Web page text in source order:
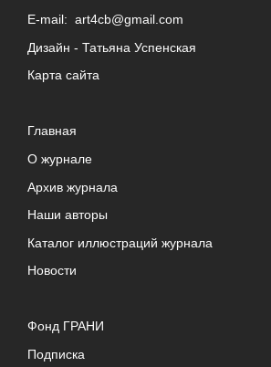
E-mail: art4cb@gmail.com
Дизайн - Татьяна Успенская
Карта сайта
Главная
О журнале
Архив журнала
Наши авторы
Каталог иллюстраций журнала
Новости
Фонд ГРАНИ
Подписка